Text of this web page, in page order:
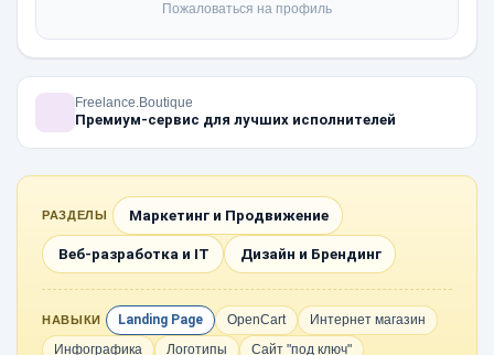
Пожаловаться на профиль
Freelance.Boutique
Премиум-сервис для лучших исполнителей
РАЗДЕЛЫ Маркетинг и Продвижение
Веб-разработка и IT Дизайн и Брендинг
НАВЫКИ Landing Page OpenCart
Интернет магазин
Инфографика
Логотипы
Сайт "под ключ"